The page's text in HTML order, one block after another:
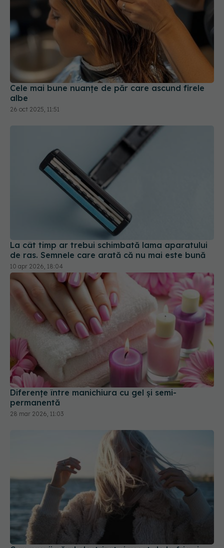
Cele mai bune nuanțe de păr care ascund firele
albe
26 oct 2025, 11:51
La cât timp ar trebui schimbată lama aparatului
de ras. Semnele care arată că nu mai este bună
10 apr 2026, 18:04
Diferențe între manichiura cu gel și semi-
permanentă
28 mar 2026, 11:03
Cum previi părul electrizat și uscat de la frig și
căciulă